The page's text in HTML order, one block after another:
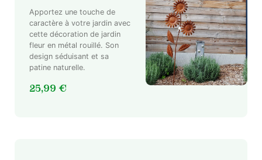
Apportez une touche de
caractère à votre jardin avec
cette décoration de jardin
fleur en métal rouillé. Son
design séduisant et sa
patine naturelle.
25,99 €